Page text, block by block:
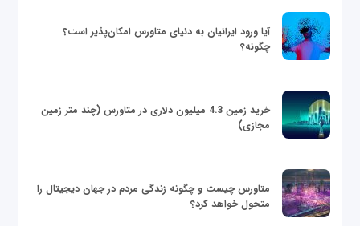
آیا ورود ایرانیان به دنیای متاورس امکان‌پذیر است؟
چگونه؟
خرید زمین 4.3 میلیون دلاری در متاورس (چند متر زمین
مجازی)
متاورس چیست و چگونه زندگی مردم در جهان دیجیتال را
متحول خواهد کرد؟